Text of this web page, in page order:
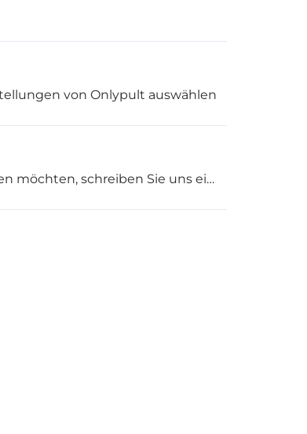
von Onlypult auswählen
Wenn Sie an unserem Partnerschaftsprogramm teilnehmen möchten, schreiben Sie uns einfach! Wir werden Sie ausführlich über die Allgemeinen Geschäftsbedingungen informieren...